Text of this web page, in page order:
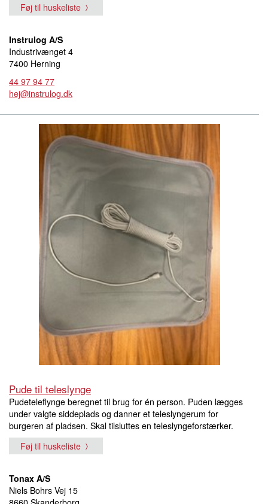
Føj til huskeliste
Instrulog A/S
Industrivænget 4
7400 Herning
44 97 94 77
hej@instrulog.dk
Pude til teleslynge
Pudeteleflynge beregnet til brug for én person. Puden lægges
under valgte siddeplads og danner et teleslyngerum for
burgeren af pladsen. Skal tilsluttes en teleslyngeforstærker.
Føj til huskeliste
Tonax A/S
Niels Bohrs Vej 15